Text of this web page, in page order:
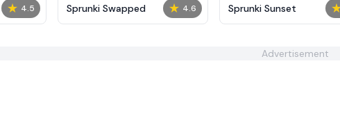
★ 4.5 ★ 4.6
Sprunki Swapped Sprunki Sunset
Advertisement